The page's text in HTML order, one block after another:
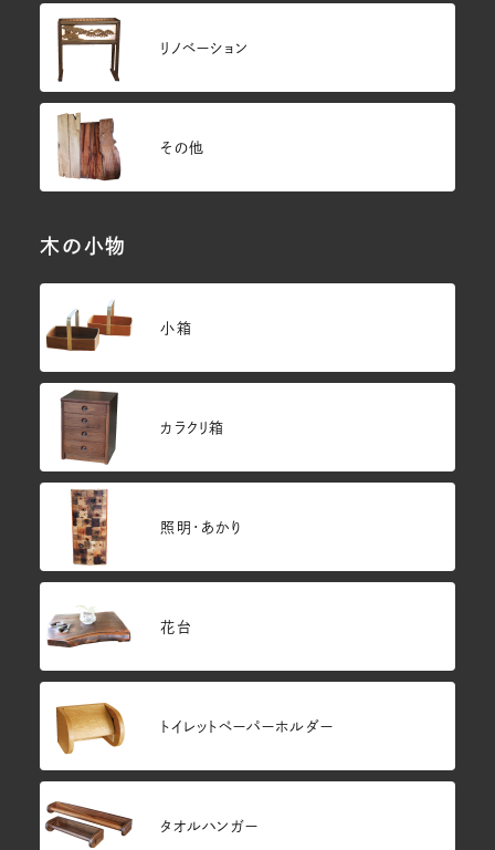
リノベーション
その他
木の小物
小箱
カラクリ箱
照明・あかり
花台
トイレットペーパーホルダー
タオルハンガー